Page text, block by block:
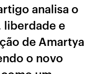
analisa o
e
de Amartya
o novo